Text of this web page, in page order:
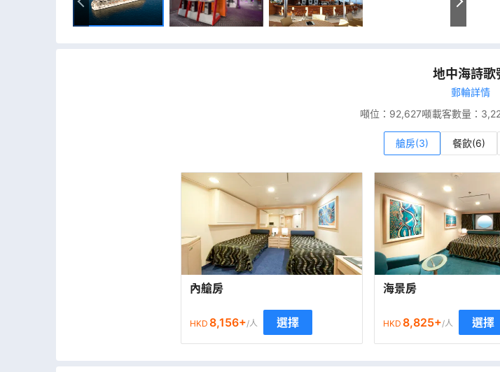
地中海詩歌
郵輪詳情
噸位： 92,627噸載客數量：
艙房(3) 餐飲(6)
內艙房
HKD 8,156+/人 選擇
海景房
HKD 8,825+/人 選擇